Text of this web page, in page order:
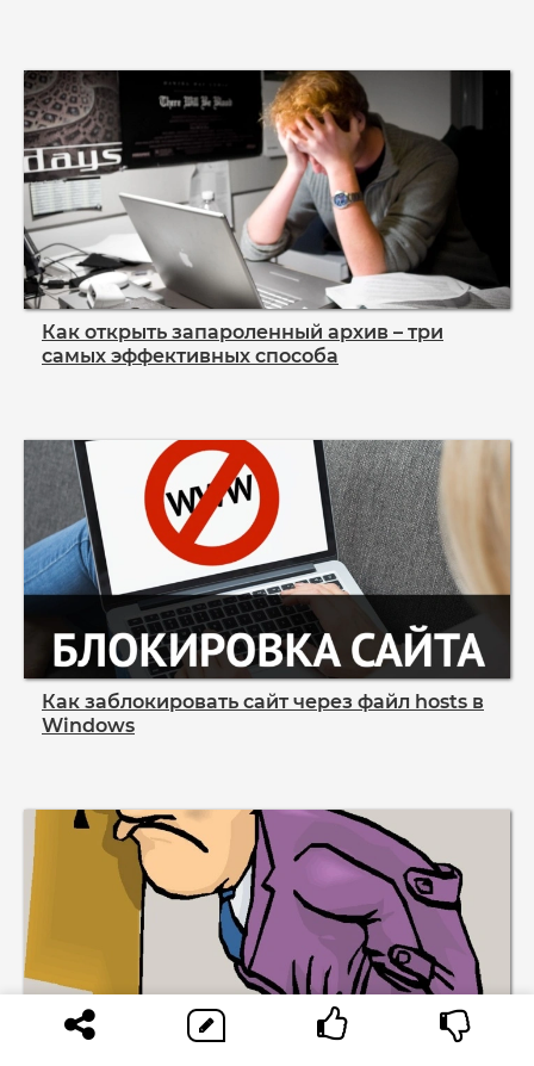
Как открыть запароленный архив – три
самых эффективных способа
Как заблокировать сайт через файл hosts в
Windows